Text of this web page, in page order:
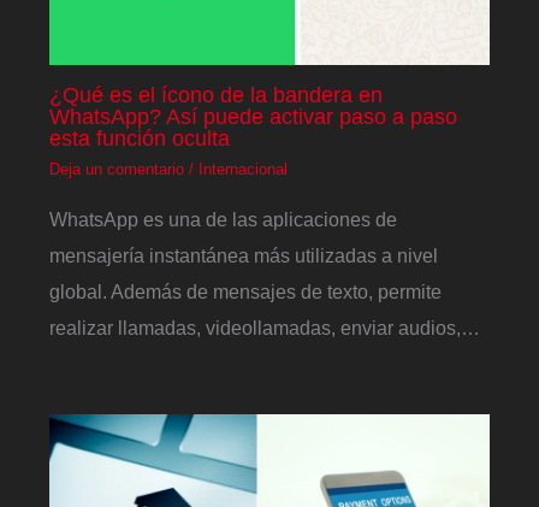
¿Qué es el ícono de la bandera en
WhatsApp? Así puede activar paso a paso
esta función oculta
Deja un comentario / Internacional
WhatsApp es una de las aplicaciones de
mensajería instantánea más utilizadas a nivel
global. Además de mensajes de texto, permite
realizar llamadas, videollamadas, enviar audios,…